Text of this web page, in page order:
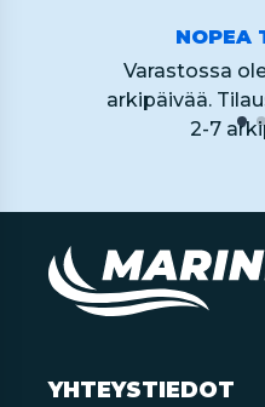
NOPEA
Varastossa
arkipäivää.
2-7
YHTEYSTIEDOT